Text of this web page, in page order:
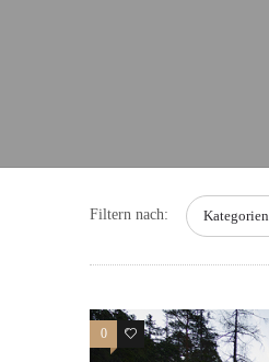
Filtern nach: Kategorien
0 0